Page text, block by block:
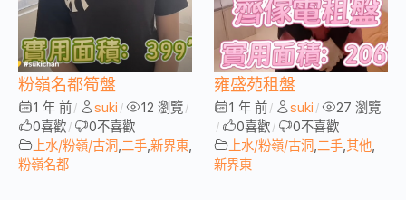
粉嶺名都筍盤
1 年 前 / suki / 12 瀏覽 /
0喜歡 / 0不喜歡
上水/粉嶺/古洞 二手 新界東
粉嶺名都
雍盛苑租盤
1 年 前 / suki / 27 瀏覽
/ 0喜歡 / 0不喜歡
上水/粉嶺/古洞 二手 其他
新界東